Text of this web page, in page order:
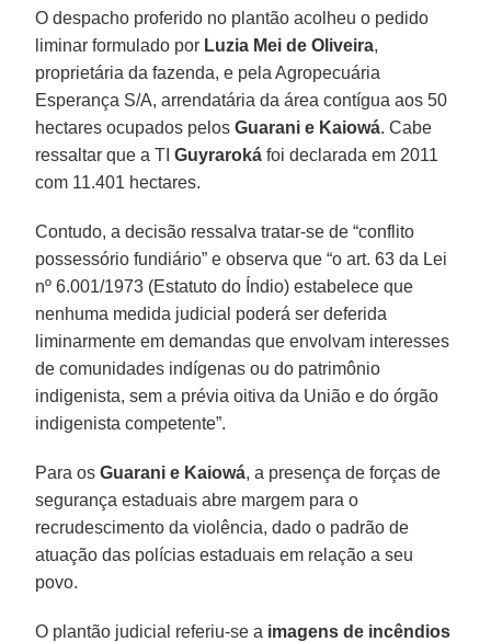
O despacho proferido no plantão acolheu o pedido
liminar formulado por Luzia Mei de Oliveira,
proprietária da fazenda, e pela Agropecuária
Esperança S/A, arrendatária da área contígua aos 50
hectares ocupados pelosGuarani e Kaiowá. Cabe
ressaltar que a TIGuyraroká foi declarada em 2011
com 11.401 hectares.
Contudo, a decisão ressalva tratar-se de “conflito
possessório fundiário” e observa que “o art. 63 da Lei
nº 6.001/1973 (Estatuto do Índio) estabelece que
nenhuma medida judicial poderá ser deferida
liminarmente em demandas que envolvam interesses
de comunidades indígenas ou do patrimônio
indigenista, sem a prévia oitiva da União e do órgão
indigenista competente”.
Para osGuarani e Kaiowá, a presença de forças de
segurança estaduais abre margem para o
recrudescimento da violência, dado o padrão de
atuação das polícias estaduais em relação a seu
povo.
O plantão judicial referiu-se a imagens de incêndios